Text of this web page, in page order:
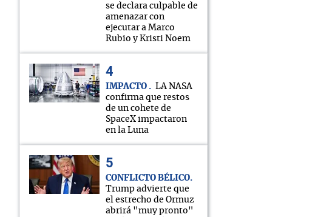
se declara culpable de
amenazar con
ejecutar a Marco
Rubio y Kristi Noem
IMPACTO
LA NASA
confirma que restos
de un cohete de
SpaceX impactaron
en la Luna
CONFLICTO BÉLICO
Trump advierte que
el estrecho de Ormuz
abrirá "muy pronto"